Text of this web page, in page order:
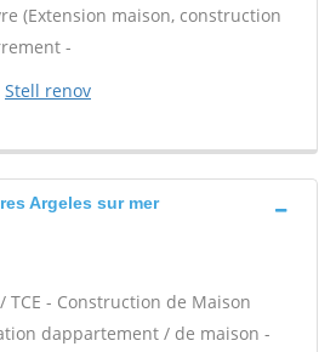
(Extension maison, construction
-
Stell renov
Argeles sur mer
TCE - Construction de Maison
dappartement / de maison -